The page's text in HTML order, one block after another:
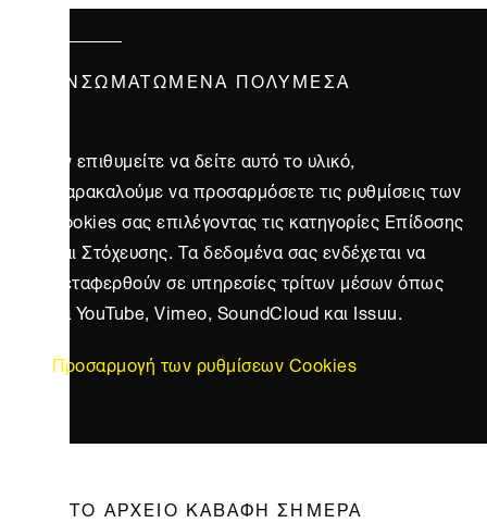
ΕΝΣΩΜΑΤΩΜΈΝΑ ΠΟΛΥΜΈΣΑ
Αν επιθυμείτε να δείτε αυτό το υλικό,
παρακαλούμε να προσαρμόσετε τις ρυθμίσεις των
cookies σας επιλέγοντας τις κατηγορίες Επίδοσης
και Στόχευσης. Τα δεδομένα σας ενδέχεται να
μεταφερθούν σε υπηρεσίες τρίτων μέσων όπως
τα YouTube, Vimeo, SoundCloud και Issuu.
Προσαρμογή των ρυθμίσεων Cookies
ΤΟ ΑΡΧΕΙΟ ΚΑΒΑΦΗ ΣΗΜΕΡΑ